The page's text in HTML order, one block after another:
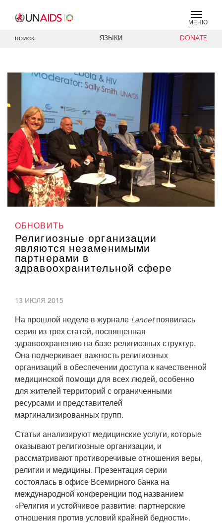
МЕНЮ
ПОИСК ЯЗЫКИ DONATE
Сотрудница ЮНЭЙДС Салли Смит (слева) выступила сопредседателем
разработке стратегий от лица заместителя исполнительного директора
ЮНЭЙДС Луиса Луреса. Консультация религиозных организаций по
выступили представители Всемирного совета церквей, организаций
«Каритас» и World Vision, Глобального фонда, а также глава
Леоне и делегат Всеафриканского совета церквей.
ОБНОВИТЬ
Религиозные организации
являются незаменимыми
партнерами в
здравоохранительной сфере
13 ИЮЛЯ 2015
На прошлой неделе в журнале Lancetпоявилась
серия из трех статей, посвященная
здравоохранению на базе религиозных структур.
Она подчеркивает важность религиозных
организаций в обеспечении доступа к качественной
медицинской помощи для всех людей, особенно
для жителей территорий с ограниченными
ресурсами и представителей
маргинализированных групп.
Статьи анализируют медицинские услуги, которые
оказывают религиозные организации, и
рассматривают противоречивые отношения веры,
религии и медицины. Презентация серии
состоялась в офисе Всемирного банка на
международной конференции под названием
«Религия и устойчивое развитие: партнерские
отношения против условий крайней бедности».